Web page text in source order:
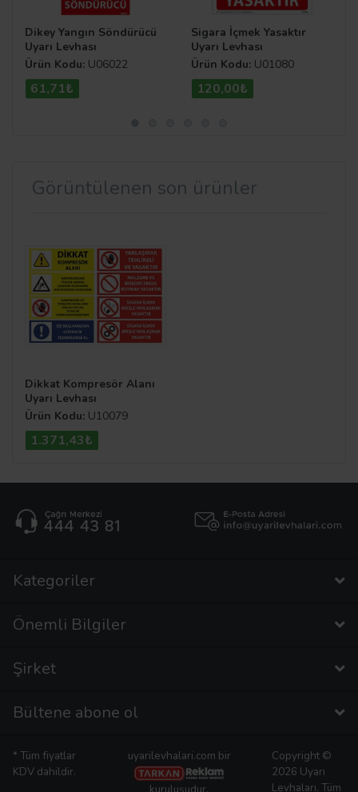
Dikey Yangın Söndürücü
Uyarı Levhası
Ürün Kodu: U06022
61,71₺
Sigara İçmek Yasaktır
Uyarı Levhası
Ürün Kodu: U01080
120,00₺
Görüntülenen son ürünler
Dikkat Kompresör Alanı
Uyarı Levhası
Ürün Kodu: U10079
1.371,43₺
Kategoriler
Önemli Bilgiler
Şirket
Bültene abone ol
* Tüm fiyatlar
KDV dahildir.
uyarilevhalari.com bir
Copyright ©
2026 Uyarı
Levhaları. Tüm